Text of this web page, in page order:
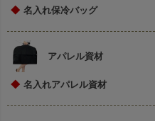
◆ 名入れ保冷バッグ
アパレル資材
◆ 名入れアパレル資材